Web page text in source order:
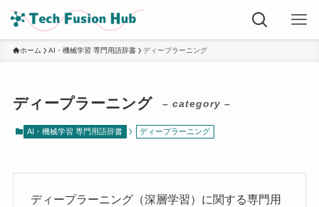
ホーム AI・機械学習 専門用語辞書 ディープラーニング
ディープラーニング – category –
AI・機械学習 専門用語辞書 ディープラーニング
ディープラーニング（深層学習）に関する専門用